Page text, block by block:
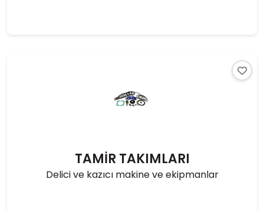
TAMİR TAKIMLARI
Delici ve kazıcı makine ve ekipmanlar